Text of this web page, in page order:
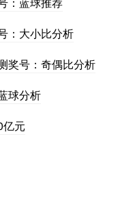
：大小比分析
奖号：奇偶比分析
球分析
元